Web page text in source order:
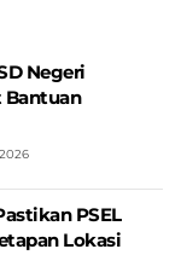
Negeri
Bantuan
PSEL
Lokasi